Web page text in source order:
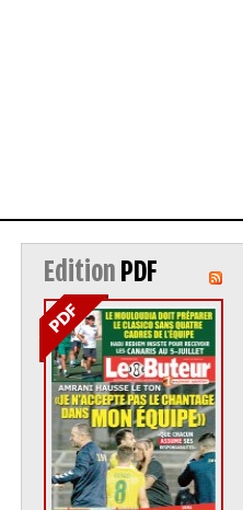
Edition PDF